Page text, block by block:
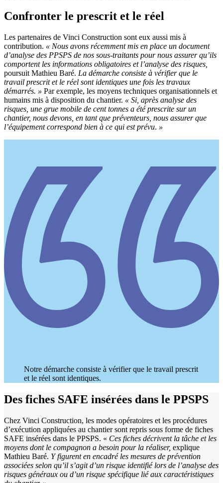
Confronter le prescrit et le réel
Les partenaires de Vinci Construction sont eux aussi mis à
contribution. « Nous avons récemment mis en place un document
d’analyse des PPSPS de nos sous-traitants pour nous assurer qu’ils
comportent les informations obligatoires et l’analyse des risques,
poursuit Mathieu Baré. La démarche consiste à vérifier que le
travail prescrit et le réel sont identiques une fois les travaux
démarrés. » Par exemple, les moyens techniques organisationnels et
humains mis à disposition du chantier. « Si, après analyse des
risques, une grue mobile de cent tonnes a été prescrite sur un
chantier, nous devons, en tant que préventeurs, nous assurer que
l’équipement correspond bien à ce qui est prévu. »
Notre démarche consiste à vérifier que le travail prescrit
et le réel sont identiques.
Des fiches SAFE insérées dans le PPSPS
Chez Vinci Construction, les modes opératoires et les procédures
d’exécution appliquées au chantier sont repris sous forme de fiches
SAFE insérées dans le PPSPS. « Ces fiches décrivent la tâche et les
moyens dont le compagnon a besoin pour la réaliser, explique
Mathieu Baré. Y figurent en encadré les mesures de prévention
associées selon qu’il s’agit d’un risque identifié lors de l’analyse des
risques généraux ou d’un risque spécifique lié aux caractéristiques